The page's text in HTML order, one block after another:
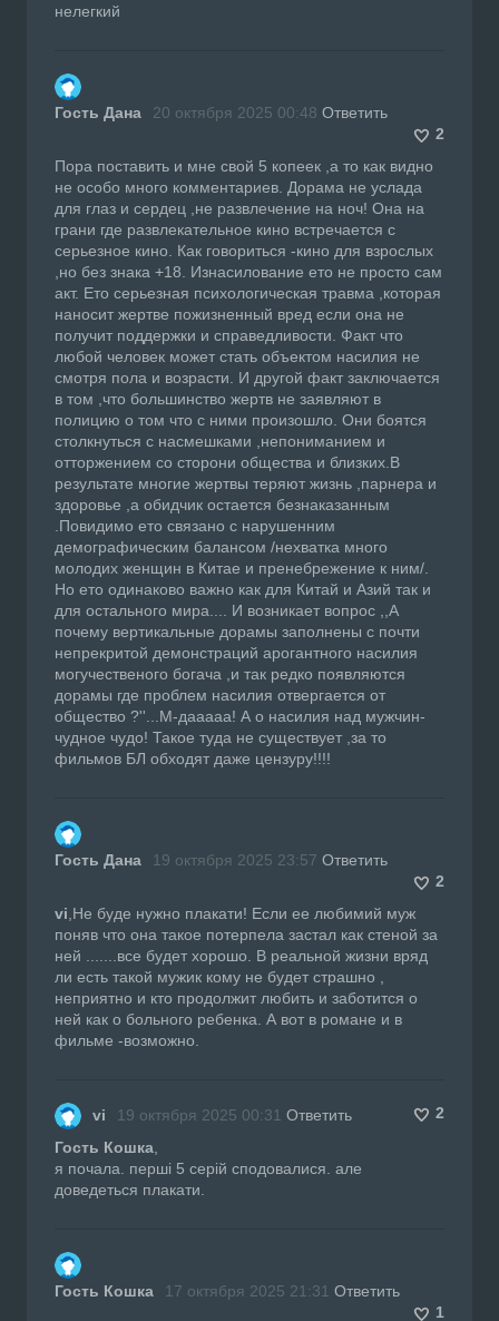
нелегкий
Гость Дана 20 октября 2025 00:48 Ответить
2
Пора поставить и мне свой 5 копеек ,а то как видно
не особо много комментариев. Дорама не услада
для глаз и сердец ,не развлечение на ноч! Она на
грани где развлекательное кино встречается с
серьезное кино. Как говориться -кино для взрослых
,но без знака +18. Изнасилование ето не просто сам
акт. Ето серьезная психологическая травма ,которая
наносит жертве пожизненный вред если она не
получит поддержки и справедливости. Факт что
любой человек может стать объектом насилия не
смотря пола и возрасти. И другой факт заключается
в том ,что большинство жертв не заявляют в
полицию о том что с ними произошло. Они боятся
столкнуться с насмешками ,непониманием и
отторжением со сторони общества и близких.В
результате многие жертвы теряют жизнь ,парнера и
здоровье ,а обидчик остается безнаказанным
.Повидимо ето связано с нарушенним
демографическим балансом /нехватка много
молодих женщин в Китае и пренебрежение к ним/.
Но ето одинаково важно как для Китай и Азий так и
для остального мира.... И возникает вопрос ,,А
почему вертикальные дорамы заполнены с почти
непрекритой демонстраций арогантного насилия
могучественого богача ,и так редко появляются
дорамы где проблем насилия отвергается от
общество ?''...М-дааааа! А о насилия над мужчин-
чудное чудо! Такое туда не существует ,за то
фильмов БЛ обходят даже цензуру!!!!
Гость Дана 19 октября 2025 23:57 Ответить
2
vi ,Не буде нужно плакати! Если ее любимий муж
поняв что она такое потерпела застал как стеной за
ней .......все будет хорошо. В реальной жизни вряд
ли есть такой мужик кому не будет страшно ,
неприятно и кто продолжит любить и заботится о
ней как о больного ребенка. А вот в романе и в
фильме -возможно.
vi 19 октября 2025 00:31 Ответить
2
Гость Кошка
я почала. перші 5 серій сподовалися. але
доведеться плакати.
Гость Кошка 17 октября 2025 21:31 Ответить
1